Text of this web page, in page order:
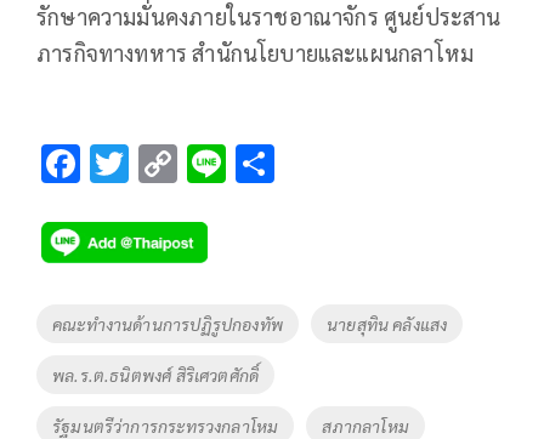
รักษาความมั่นคงภายในราชอาณาจักร ศูนย์ประสาน
ภารกิจทางทหาร สำนักนโยบายและแผนกลาโหม
F
e
b
o
o
k
T
tt
er
C
p
y
Li
n
k
Li
Tags
คณะทำงานด้านการปฏิรูปกองทัพ นายสุทิน คลังแสง
พล.ร.ต.ธนิตพงศ์ สิริเศวตศักดิ์
รัฐมนตรีว่าการกระทรวงกลาโหม สภากลาโหม